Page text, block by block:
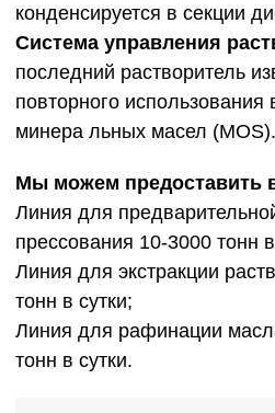
конденсируется в секции
Cистема управления
последний растворитель
повторного использования
минера льных масел (MOS).
Мы можем предоставить
Линия для
прессования 10-3000 тонн в
Линия для экстракции
тонн в сутки;
Линия для рафинации
тонн в сутки.